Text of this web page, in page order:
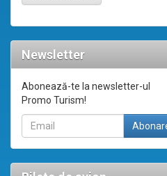
Newsletter
Abonează-te la newsletter-ul
Promo Turism!